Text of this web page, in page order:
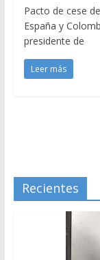
Pacto de cese
España y
presidente de
Leer más
Recientes